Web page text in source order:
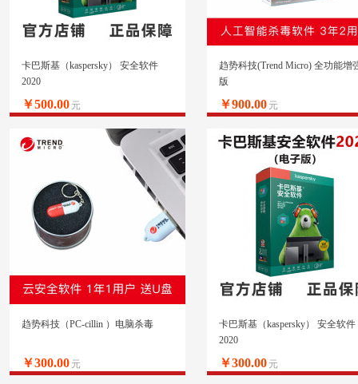
卡巴斯基（kaspersky） 安全软件
2020
￥500.00 元
趋势科技(Trend Micro) 全功能增
版
￥900.00 元
趋势科技（PC-cillin ）电脑杀毒
￥300.00 元
卡巴斯基（kaspersky） 安全软件
2020
￥300.00 元